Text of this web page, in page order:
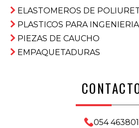
ELASTOMEROS DE
PLASTICOS PARA INGENIERIA
PIEZAS DE CAUCHO
EMPAQUETADURAS
054 463801